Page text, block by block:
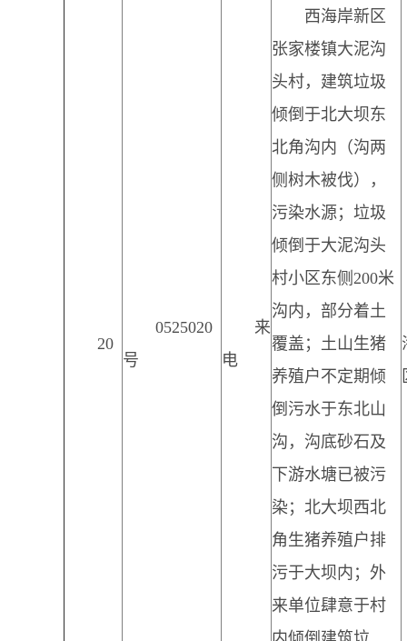
20
0525020
号
来
电
西海岸新区
张家楼镇大泥沟
头村，建筑垃圾
倾倒于北大坝东
北角沟内（沟两
侧树木被伐），
污染水源；垃圾
倾倒于大泥沟头
村小区东侧200米
沟内，部分着土
覆盖；土山生猪
养殖户不定期倾
倒污水于东北山
沟，沟底砂石及
下游水塘已被污
染；北大坝西北
角生猪养殖户排
污于大坝内；外
来单位肆意于村